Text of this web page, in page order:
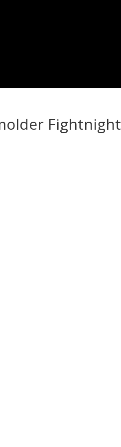
Fightnight